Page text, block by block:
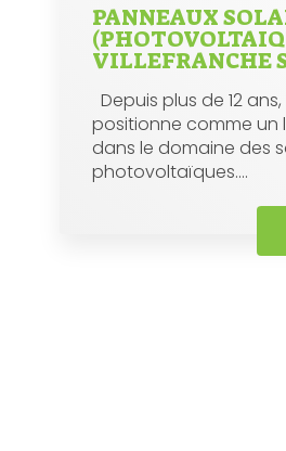
PANNEAUX
VILLEFRANCHE
Depuis plus de 12
positionne comme un
dans le domaine des
photovoltaïques....